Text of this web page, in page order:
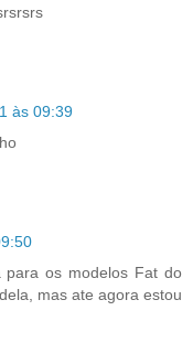
às 09:39
para os modelos Fat do
mas ate agora estou